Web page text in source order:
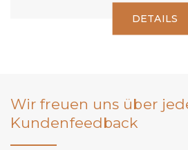
DETAILS
Wir freuen uns über
Kundenfeedback